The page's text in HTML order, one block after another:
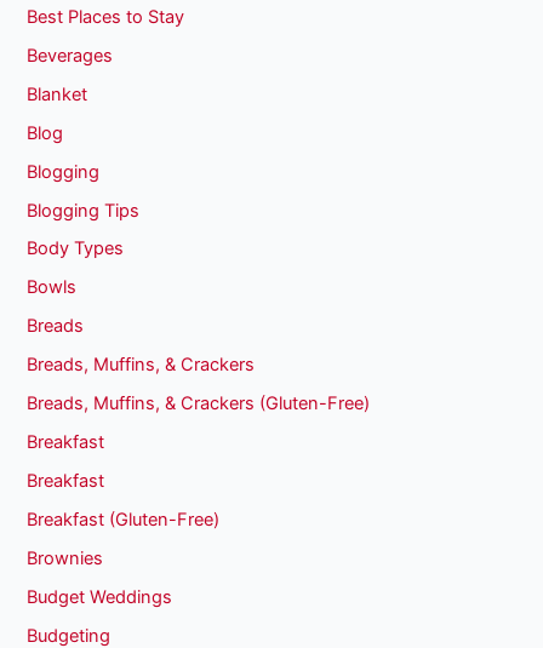
Best Places to Stay
Beverages
Blanket
Blog
Blogging
Blogging Tips
Body Types
Bowls
Breads
Breads, Muffins, & Crackers
Breads, Muffins, & Crackers (Gluten-Free)
Breakfast
Breakfast
Breakfast (Gluten-Free)
Brownies
Budget Weddings
Budgeting